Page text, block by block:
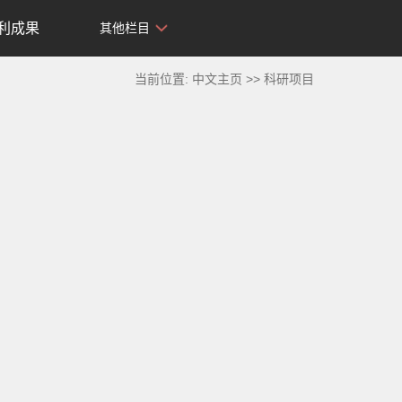
成果 其他栏目
当前位置: 中文主页 >>科研项目